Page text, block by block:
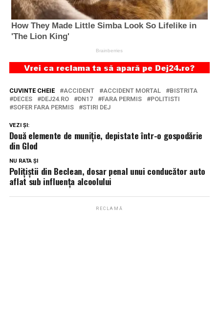
CUVINTE CHEIE ACCIDENT ACCIDENT MORTAL
BISTRITA
DECES
DEJ24.RO DN17 FARA PERMIS
POLITISTI
SOFER FARA PERMIS
STIRI DEJ
VEZI ȘI:
Două elemente de muniție, depistate într-o gospodărie
din Glod
NU RATA ȘI
Polițiștii din Beclean, dosar penal unui conducător auto
aflat sub influența alcoolului
RECLAMĂ